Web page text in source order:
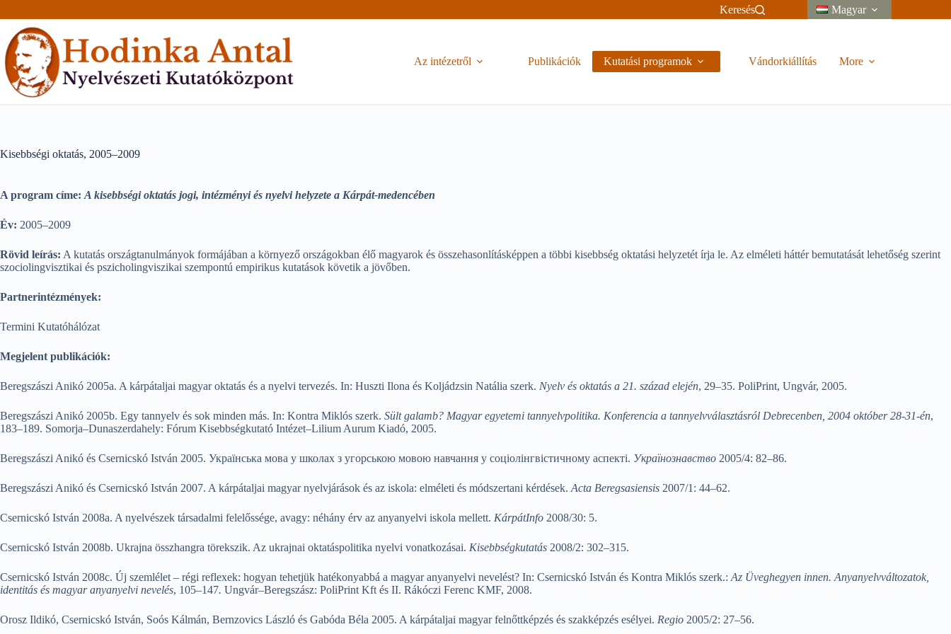
to
content
Keresés Magyar
Az intézetről Publikációk Kutatási programok Vándorkiállítás More
Kisebbségi oktatás, 2005–2009
A program címe: A kisebbségi oktatás jogi, intézményi és nyelvi helyzete a Kárpát-medencében
Év: 2005–2009
Rövid leírás: A kutatás országtanulmányok formájában a környező országokban élő magyarok és összehasonlításképpen a többi kisebbség oktatási helyzetét írja le. Az elméleti háttér bemutatását lehetőség szerint
szociolingvisztikai és pszicholingviszikai szempontú empirikus kutatások követik a jövőben.
Partnerintézmények:
Termini Kutatóhálózat
Megjelent publikációk:
Beregszászi Anikó 2005a. A kárpátaljai magyar oktatás és a nyelvi tervezés. In: Huszti Ilona és Koljádzsin Natália szerk. Nyelv és oktatás a 21. század elején, 29–35. PoliPrint, Ungvár, 2005.
Beregszászi Anikó 2005b. Egy tannyelv és sok minden más. In: Kontra Miklós szerk. Sült galamb? Magyar egyetemi tannyelvpolitika. Konferencia a tannyelvválasztásról Debrecenben, 2004 október 28-31-én,
183–189. Somorja–Dunaszerdahely: Fórum Kisebbségkutató Intézet–Lilium Aurum Kiadó, 2005.
Beregszászi Anikó és Csernicskó István 2005. Українська мова у школах з угорською мовою навчання у соціолінгвістич­ному аспекті. Українознавство 2005/4: 82–86.
Beregszászi Anikó és Csernicskó István 2007. A kárpátaljai magyar nyelvjárások és az iskola: elméleti és módszertani kérdések. Acta Beregsasiensis 2007/1: 44–62.
Csernicskó István 2008a. A nyelvészek társadalmi felelőssége, avagy: néhány érv az anyanyelvi iskola mellett. KárpátInfo 2008/30: 5.
Csernicskó István 2008b. Ukrajna összhangra törekszik. Az ukrajnai oktatáspolitika nyelvi vonatkozásai. Kisebbségkutatás 2008/2: 302–315.
Csernicskó István 2008c. Új szemlélet – régi reflexek: hogyan tehet­jük hatékonyabbá a magyar anyanyelvi nevelést? In: Csernicskó István és Kontra Miklós szerk.: Az Üveghegyen innen. Anyanyelvváltozatok,
identitás és magyar anyanyelvi nevelés, 105–147. Ungvár–Beregszász: PoliPrint Kft és II. Rákóczi Ferenc KMF, 2008.
Orosz Ildikó, Csernicskó István, Soós Kálmán, Bernzovics László és Gabóda Béla 2005. A kárpátaljai magyar felnőttképzés és szakképzés esélyei. Regio 2005/2: 27–56.